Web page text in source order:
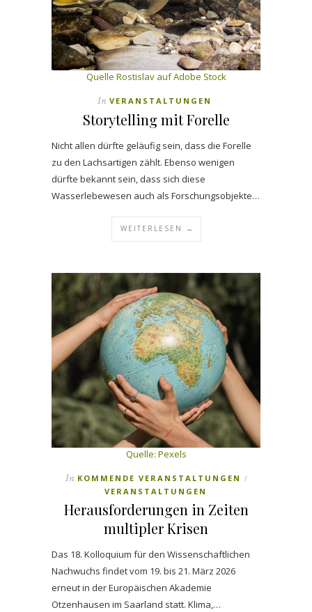
Quelle Rostislav auf Adobe Stock
In VERANSTALTUNGEN
Storytelling mit Forelle
Nicht allen dürfte geläufig sein, dass die Forelle
zu den Lachsartigen zählt. Ebenso wenigen
dürfte bekannt sein, dass sich diese
Wasserlebewesen auch als Forschungsobjekte…
WEITERLESEN →
Quelle: Pexels
In KOMMENDE VERANSTALTUNGEN /
VERANSTALTUNGEN
Herausforderungen in Zeiten
multipler Krisen
Das 18. Kolloquium für den Wissenschaftlichen
Nachwuchs findet vom 19. bis 21. März 2026
erneut in der Europäischen Akademie
Otzenhausen im Saarland statt. Klima,…